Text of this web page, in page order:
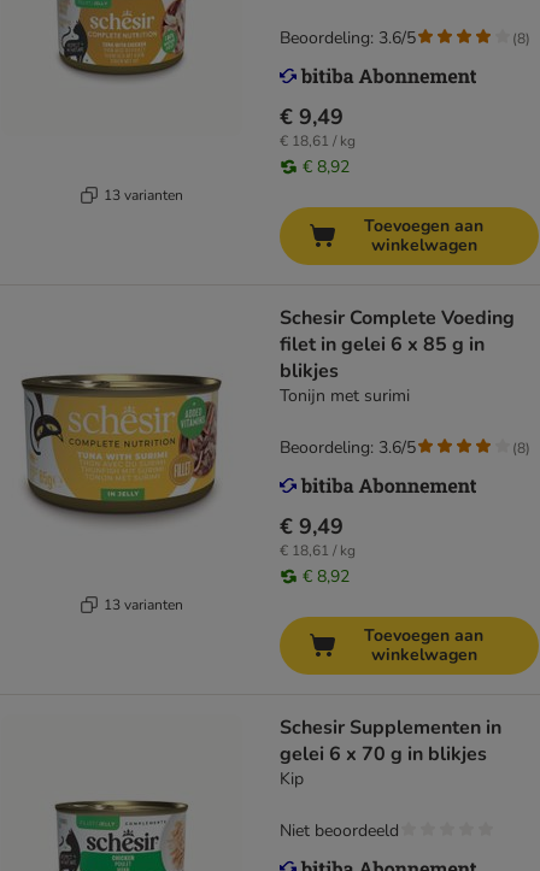
13 varianten
€ 9,49
€ 18,61 / kg
€ 8,92
Beoordeling: 3.6/5 (8)
Toevoegen aan
winkelwagen
13 varianten
Schesir Complete Voeding
filet in gelei 6 x 85 g in
blikjes
Tonijn met surimi
€ 9,49
€ 18,61 / kg
€ 8,92
Beoordeling: 3.6/5 (8)
Toevoegen aan
winkelwagen
Schesir Supplementen in
gelei 6 x 70 g in blikjes
Kip
Niet beoordeeld